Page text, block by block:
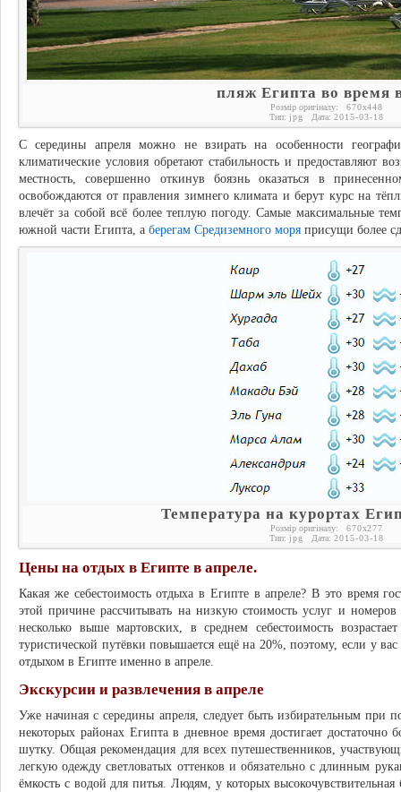
пляж Египта во время
Розмір оригіналу: 670x448
Тип: jpg Дата: 2015-03-18
С середины апреля можно не взирать на особенности
климатические условия обретают стабильность и предоставляют
местность, совершенно откинув боязнь оказаться в
освобождаются от правления зимнего климата и берут курс на
влечёт за собой всё более теплую погоду. Самые максимальные
южной части Египта, а берегам Средиземного моря присущи более
Температура на курортах
Розмір оригіналу: 670x277
Тип: jpg Дата: 2015-03-18
Цены на отдых в Египте в апреле.
Какая же себестоимость отдыха в Египте в апреле? В это время
этой причине рассчитывать на низкую стоимость услуг и
несколько выше мартовских, в среднем себестоимость
туристической путёвки повышается ещё на 20%, поэтому, если у
отдыхом в Египте именно в апреле.
Экскурсии и развлечения в апреле
Уже начиная с середины апреля, следует быть избирательным при
некоторых районах Египта в дневное время достигает
шутку. Общая рекомендация для всех путешественников,
легкую одежду светловатых оттенков и обязательно с длинным
ёмкость с водой для питья. Людям, у которых